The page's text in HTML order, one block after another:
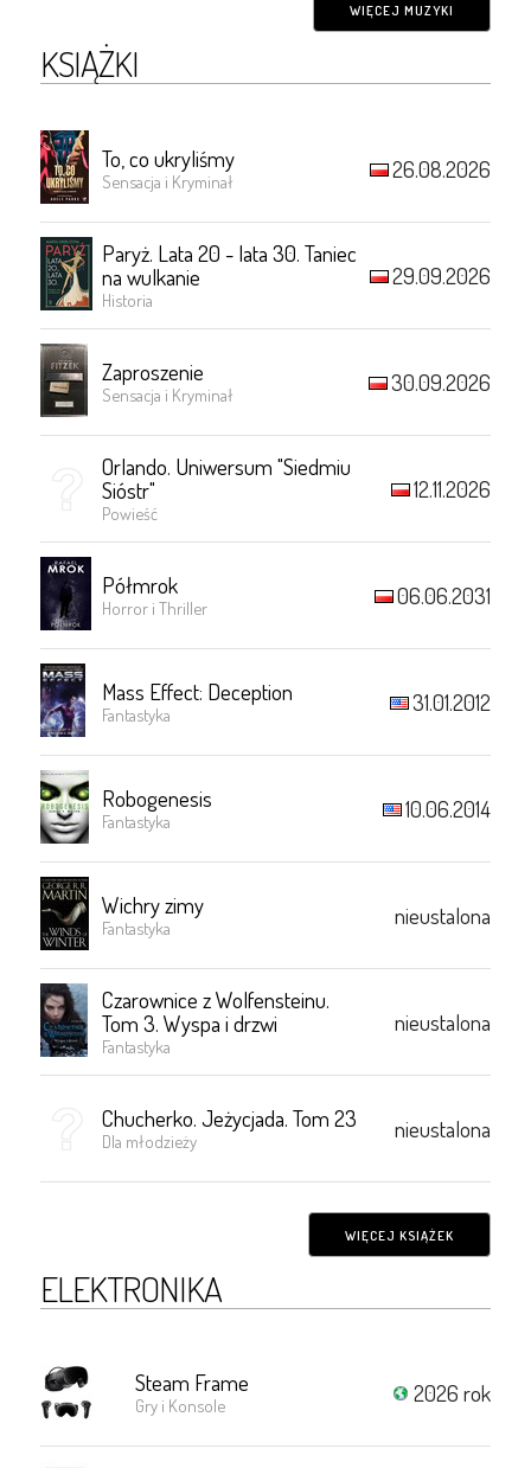
WIĘCEJ MUZYKI
KSIĄŻKI
To, co ukryliśmy
Sensacja i Kryminał 26.08.2026
Paryż. Lata 20 - lata 30. Taniec
na wulkanie
Historia
29.09.2026
Zaproszenie
Sensacja i Kryminał 30.09.2026
Orlando. Uniwersum "Siedmiu
Sióstr"
Powieść
12.11.2026
Półmrok
Horror i Thriller 06.06.2031
Mass Effect: Deception
Fantastyka 31.01.2012
Robogenesis
Fantastyka 10.06.2014
Wichry zimy
Fantastyka nieustalona
Czarownice z Wolfensteinu.
Tom 3. Wyspa i drzwi
Fantastyka
nieustalona
Chucherko. Jeżycjada. Tom 23
Dla młodzieży nieustalona
WIĘCEJ KSIĄŻEK
ELEKTRONIKA
Steam Frame
Gry i Konsole 2026 rok